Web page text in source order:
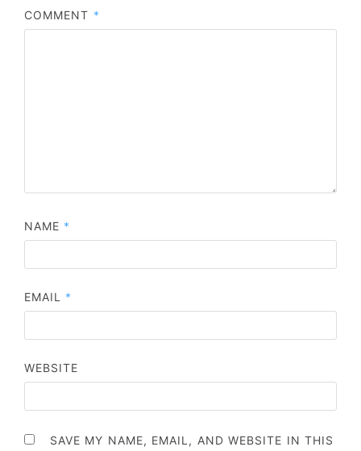
COMMENT *
NAME *
EMAIL *
WEBSITE
SAVE MY NAME, EMAIL, AND WEBSITE IN THIS